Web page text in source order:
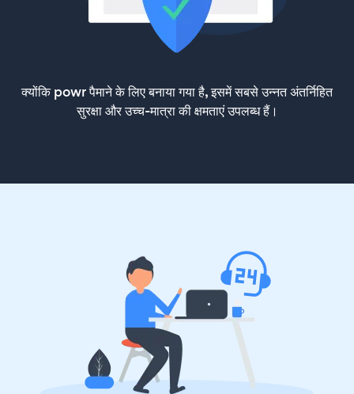
क्योंकि powr पैमाने के लिए बनाया गया है, इसमें सबसे उन्नत अंतर्निहित
सुरक्षा और उच्च-मात्रा की क्षमताएं उपलब्ध हैं।